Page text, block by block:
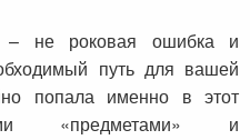
– не роковая ошибка и
путь для вашей
попала именно в этот
«предметами» и